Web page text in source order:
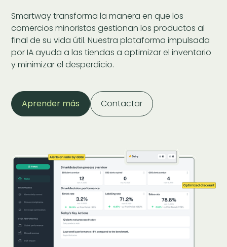
Smartway transforma la manera en que los
comercios minoristas gestionan los productos al
final de su vida útil. Nuestra plataforma impulsada
por IA ayuda a las tiendas a optimizar el inventario
y minimizar el desperdicio.
Aprender más Contactar